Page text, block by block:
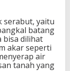
serabut, yaitu
batang
bisa dilihat
akar seperti
air
tanah yang